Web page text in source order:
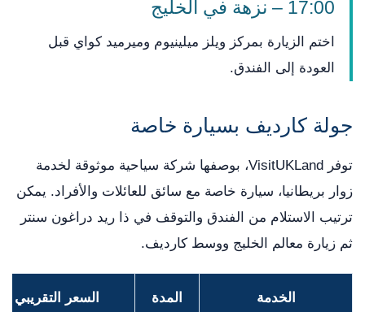
17:00 – نزهة في الخليج
اختم الزيارة بمركز ويلز ميلينيوم وميرميد كواي قبل
العودة إلى الفندق.
جولة كارديف بسيارة خاصة
توفر VisitUKLand، بوصفها شركة سياحية موثوقة لخدمة
زوار بريطانيا، سيارة خاصة مع سائق للعائلات والأفراد. يمكن
ترتيب الاستلام من الفندق والتوقف في ذا ريد دراغون سنتر
ثم زيارة معالم الخليج ووسط كارديف.
الخدمة المدة السعر التقريبي